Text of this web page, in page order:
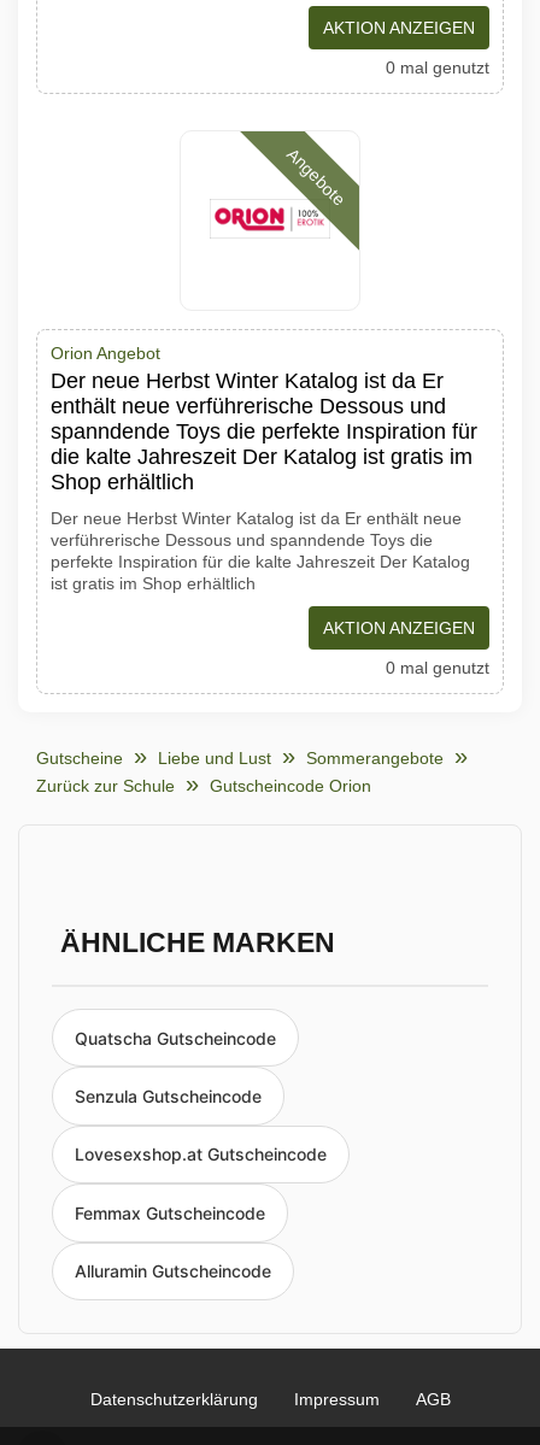
AKTION ANZEIGEN
0 mal genutzt
Angebote
Orion Angebot
Der neue Herbst Winter Katalog ist da Er
enthält neue verführerische Dessous und
spanndende Toys die perfekte Inspiration für
die kalte Jahreszeit Der Katalog ist gratis im
Shop erhältlich
Der neue Herbst Winter Katalog ist da Er enthält neue
verführerische Dessous und spanndende Toys die
perfekte Inspiration für die kalte Jahreszeit Der Katalog
ist gratis im Shop erhältlich
AKTION ANZEIGEN
0 mal genutzt
Gutscheine Liebe und Lust
Sommerangebote
Zurück zur Schule
Gutscheincode Orion
ÄHNLICHE MARKEN
Quatscha Gutscheincode
Senzula Gutscheincode
Lovesexshop.at Gutscheincode
Femmax Gutscheincode
Alluramin Gutscheincode
Datenschutzerklärung Impressum AGB